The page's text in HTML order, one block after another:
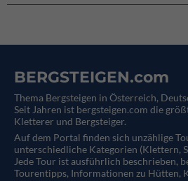
BERGSTEIGEN.com
Thema Bergsteigen in Österreich,
Seit Jahren ist bergsteigen.com die
Kletterer und Bergsteiger.
Auf dem Portal finden sich unzählige
unterschiedliche Kategorien (Klettern,
Jede Tour ist ausführlich beschrieben,
Tourentipps, Informationen zu Hütten,